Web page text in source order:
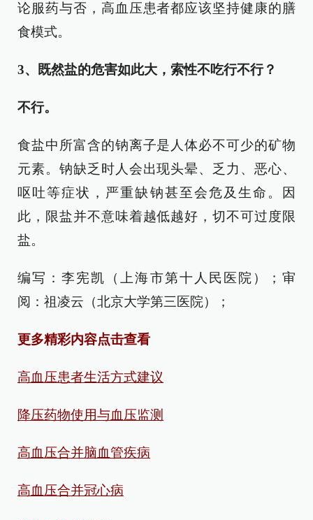
论服药与否，高血压患者都应该坚持健康的膳
食模式。
3、既然盐的危害如此大，索性不吃行不行？
不行。
食盐中所富含的钠离子是人体必不可少的矿物
元素。钠缺乏时人会出现头晕、乏力、恶心、
呕吐等症状，严重缺钠甚至会危及生命。因
此，限盐并不意味着越低越好，切不可过度限
盐。
编写：李宪凯（上海市第十人民医院）；审
阅：祖凌云（北京大学第三医院）；
更多精彩内容点击查看
高血压患者生活方式建议
降压药物使用与血压监测
高血压合并脑血管疾病
高血压合并冠心病